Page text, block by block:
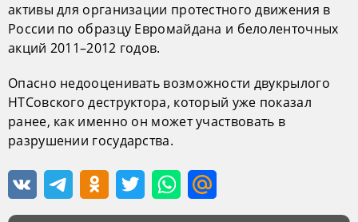
активы для организации протестного движения в
России по образцу Евромайдана и белоленточных
акций 2011–2012 годов.
Опасно недооценивать возможности двукрылого
НТСовского деструктора, который уже показал
ранее, как именно он может участвовать в
разрушении государства.